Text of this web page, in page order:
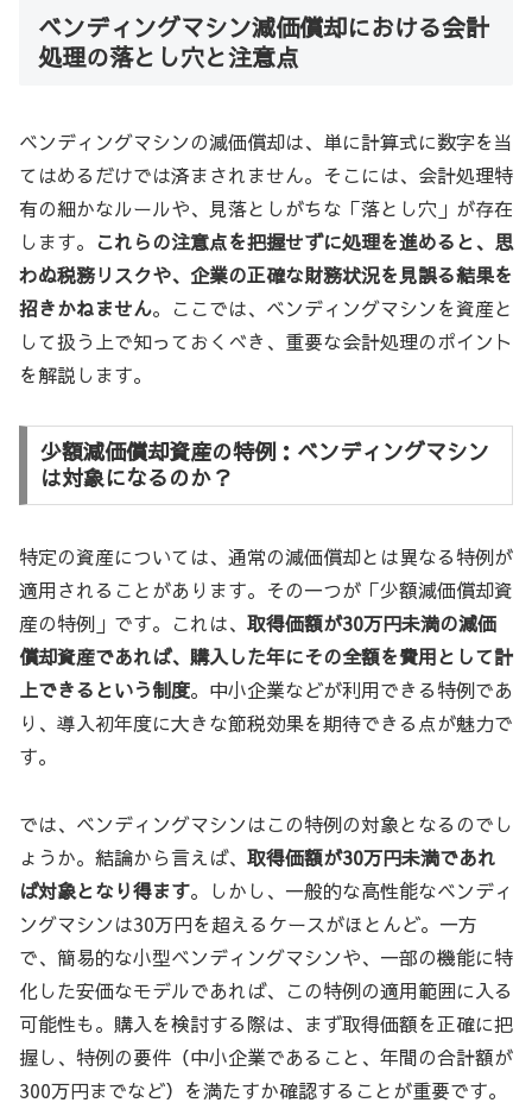
ベンディングマシン減価償却における会計
処理の落とし穴と注意点
ベンディングマシンの減価償却は、単に計算式に数字を当
てはめるだけでは済まされません。そこには、会計処理特
有の細かなルールや、見落としがちな「落とし穴」が存在
します。 これらの注意点を把握せずに処理を進めると、思
わぬ税務リスクや、企業の正確な財務状況を見誤る結果を
招きかねません。ここでは、ベンディングマシンを資産と
して扱う上で知っておくべき、重要な会計処理のポイント
を解説します。
少額減価償却資産の特例：ベンディングマシン
は対象になるのか？
特定の資産については、通常の減価償却とは異なる特例が
適用されることがあります。その一つが「少額減価償却資
産の特例」です。これは、 取得価額が30万円未満の減価
償却資産であれば、購入した年にその全額を費用として計
上できるという制度。中小企業などが利用できる特例であ
り、導入初年度に大きな節税効果を期待できる点が魅力で
す。
では、ベンディングマシンはこの特例の対象となるのでし
ょうか。結論から言えば、 取得価額が30万円未満であれ
ば対象となり得ます。しかし、一般的な高性能なベンディ
ングマシンは30万円を超えるケースがほとんど。一方
で、簡易的な小型ベンディングマシンや、一部の機能に特
化した安価なモデルであれば、この特例の適用範囲に入る
可能性も。購入を検討する際は、まず取得価額を正確に把
握し、特例の要件（中小企業であること、年間の合計額が
300万円までなど）を満たすか確認することが重要です。